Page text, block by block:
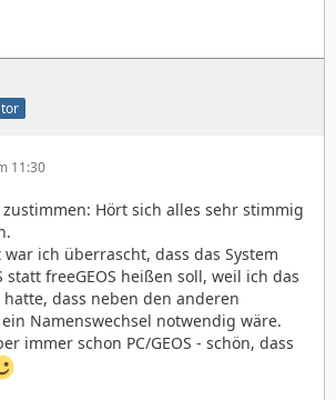
11:30
Hört sich alles sehr stimmig
ich überrascht, dass das System
statt freeGEOS heißen soll, weil ich das
dass neben den anderen
Namenswechsel notwendig wäre.
immer schon PC/GEOS - schön, dass